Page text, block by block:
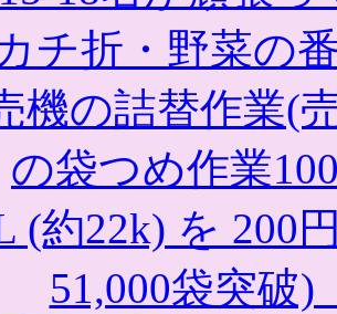
チ折・野菜の
機の詰替作業(
の袋つめ作業
(約22k) を 200
51,000袋突破